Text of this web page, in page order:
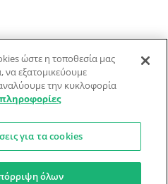
για …καλοφαγάδες!
λάθη — ελέγξτε τις συνταγές.
ώστε η τοποθεσία μας
να εξατομικεύουμε
την κυκλοφορία
για τα cookies
όλων